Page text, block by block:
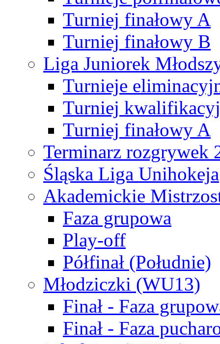
Turniej finałowy A
Turniej finałowy B
Liga Juniorek
Turnieje
Turniej
Turniej finałowy A
Terminarz rozgrywek
Śląska Liga Unihokeja
Akademickie
Faza grupowa
Play-off
Półfinał (Południe)
Młodziczki (WU13)
Finał - Faza
Finał - Faza